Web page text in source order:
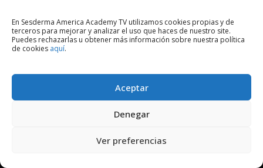
En Sesderma America Academy TV utilizamos cookies propias y de
terceros para mejorar y analizar el uso que haces de nuestro site.
Puedes rechazarlas u obtener más información sobre nuestra política
de cookies aquí.
Aceptar
Denegar
Ver preferencias